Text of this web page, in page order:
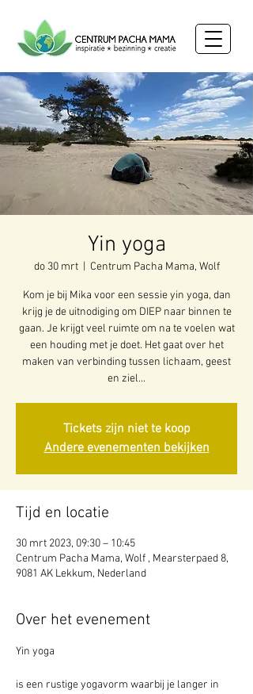
Yin yoga
do 30 mrt
  |
Centrum Pacha Mama, Wolf
Kom je bij Mika voor een sessie yin yoga, dan
krijg je de uitnodiging om DIEP naar binnen te
gaan. Je krijgt veel ruimte om na te voelen wat
een houding met je doet. Het gaat over het
maken van verbinding tussen lichaam, geest
en ziel...
Tickets zijn niet te koop
Andere evenementen bekijken
Tijd en locatie
30 mrt 2023, 09:30 – 10:45
Centrum Pacha Mama, Wolf , Mearsterpaed 8,
9081 AK Lekkum, Nederland
Over het evenement
is een rustige yogavorm waarbij je langer in